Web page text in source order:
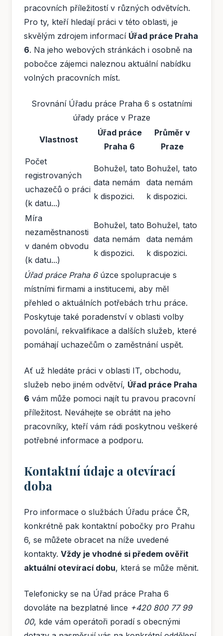
pracovních příležitostí v různých odvětvích.
Pro ty, kteří hledají práci v této oblasti, je
skvělým zdrojem informací Úřad práce Praha
6. Na jeho webových stránkách i osobně na
pobočce zájemci naleznou aktuální nabídku
volných pracovních míst.
Srovnání Úřadu práce Praha 6 s ostatními
úřady práce v Praze
Vlastnost
Úřad práce
Praha 6
Průměr v
Praze
Počet
registrovaných
uchazečů o práci
(k datu...)
Bohužel, tato
data nemám
k dispozici.
Bohužel, tato
data nemám
k dispozici.
Míra
nezaměstnanosti
v daném obvodu
(k datu...)
Bohužel, tato
data nemám
k dispozici.
Bohužel, tato
data nemám
k dispozici.
Úřad práce Praha 6úzce spolupracuje s
místními firmami a institucemi, aby měl
přehled o aktuálních potřebách trhu práce.
Poskytuje také poradenství v oblasti volby
povolání, rekvalifikace a dalších služeb, které
pomáhají uchazečům o zaměstnání uspět.
Ať už hledáte práci v oblasti IT, obchodu,
služeb nebo jiném odvětví, Úřad práce Praha
6 vám může pomoci najít tu pravou pracovní
příležitost. Neváhejte se obrátit na jeho
pracovníky, kteří vám rádi poskytnou veškeré
potřebné informace a podporu.
Kontaktní údaje a otevírací
doba
Pro informace o službách Úřadu práce ČR,
konkrétně pak kontaktní pobočky pro Prahu
6, se můžete obracet na níže uvedené
kontakty. Vždy je vhodné si předem ověřit
aktuální otevírací dobu, která se může měnit.
Telefonicky se na Úřad práce Praha 6
dovoláte na bezplatné lince +420 800 77 99
00, kde vám operátoři poradí s obecnými